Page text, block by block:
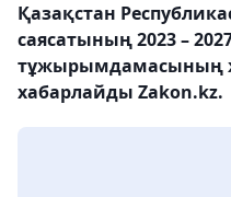
Қазақстан
саясатының 2023 –
тұжырымдамасының
хабарлайды Zakon.kz.